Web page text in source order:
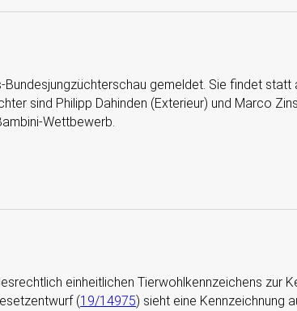
gemeldet. Sie findet statt
sind Philipp Dahinden (Exterieur) und Marco
Wettbewerb.
einheitlichen Tierwohlkennzeichens zur
(19/14975) sieht eine Kennzeichnung